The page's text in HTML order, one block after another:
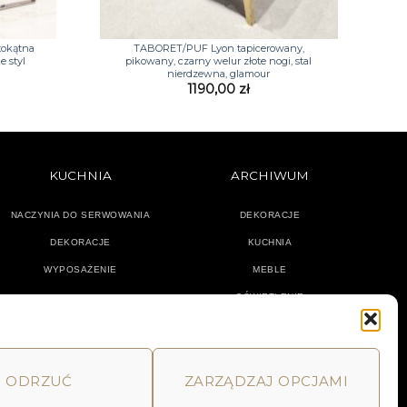
ODRZUĆ ZARZĄDZAJ OPCJAMI
styl
TABORET/PUF Lyon tapicerowany,
pikowany, czarny welur złote nogi, stal
nierdzewna, glamour
1190,00 zł
KUCHNIA
NACZYNIA DO SERWOWANIA
DEKORACJE
WYPOSAŻENIE
ARCHIWUM
DEKORACJE
KUCHNIA
MEBLE
OŚWIETLENIE